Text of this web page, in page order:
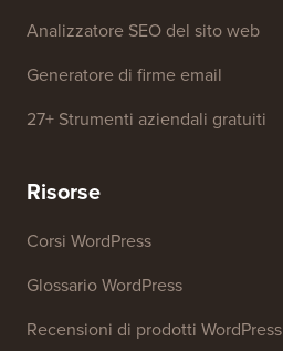
Analizzatore SEO del sito web
Generatore di firme email
27+ Strumenti aziendali gratuiti
Risorse
Corsi WordPress
Glossario WordPress
Recensioni di prodotti WordPress